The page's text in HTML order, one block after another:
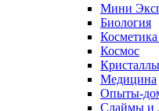
Мини
Биология
Космос
Кристаллы
Медицина
Опыты-
Слаймы и